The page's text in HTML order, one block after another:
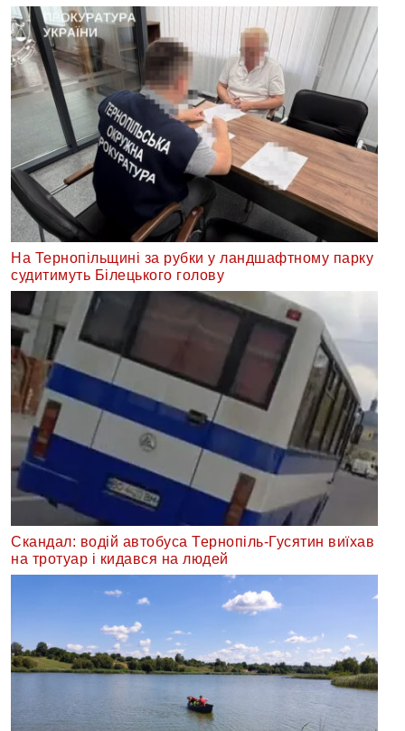
На Тернопільщині за рубки у ландшафтному парку
судитимуть Білецького голову
Скандал: водій автобуса Тернопіль-Гусятин виїхав
на тротуар і кидався на людей